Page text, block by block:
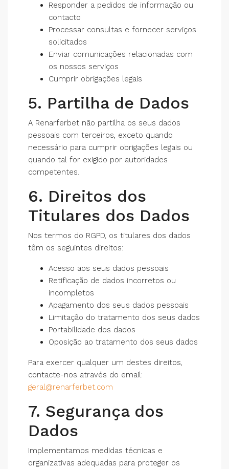
Responder a pedidos de informação ou
contacto
Processar consultas e fornecer serviços
solicitados
Enviar comunicações relacionadas com
os nossos serviços
Cumprir obrigações legais
5. Partilha de Dados
A Renarferbet não partilha os seus dados
pessoais com terceiros, exceto quando
necessário para cumprir obrigações legais ou
quando tal for exigido por autoridades
competentes.
6. Direitos dos
Titulares dos Dados
Nos termos do RGPD, os titulares dos dados
têm os seguintes direitos:
Acesso aos seus dados pessoais
Retificação de dados incorretos ou
incompletos
Apagamento dos seus dados pessoais
Limitação do tratamento dos seus dados
Portabilidade dos dados
Oposição ao tratamento dos seus dados
Para exercer qualquer um destes direitos,
contacte-nos através do email:
geral@renarferbet.com
7. Segurança dos
Dados
Implementamos medidas técnicas e
organizativas adequadas para proteger os